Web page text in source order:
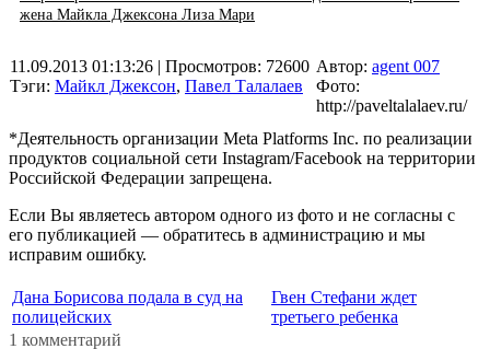
жена Майкла Джексона Лиза Мари
11.09.2013 01:13:26 | Просмотров: 72600
Тэги: Майкл Джексон, Павел Талалаев
Автор: agent 007
Фото:
http://paveltalalaev.ru/
*Деятельность организации Meta Platforms Inc. по реализации
продуктов социальной сети Instagram/Facebook на территории
Российской Федерации запрещена.
Если Вы являетесь автором одного из фото и не согласны с
его публикацией — обратитесь в администрацию и мы
исправим ошибку.
Дана Борисова подала в суд на
полицейских
Гвен Стефани ждет
третьего ребенка
1 комментарий